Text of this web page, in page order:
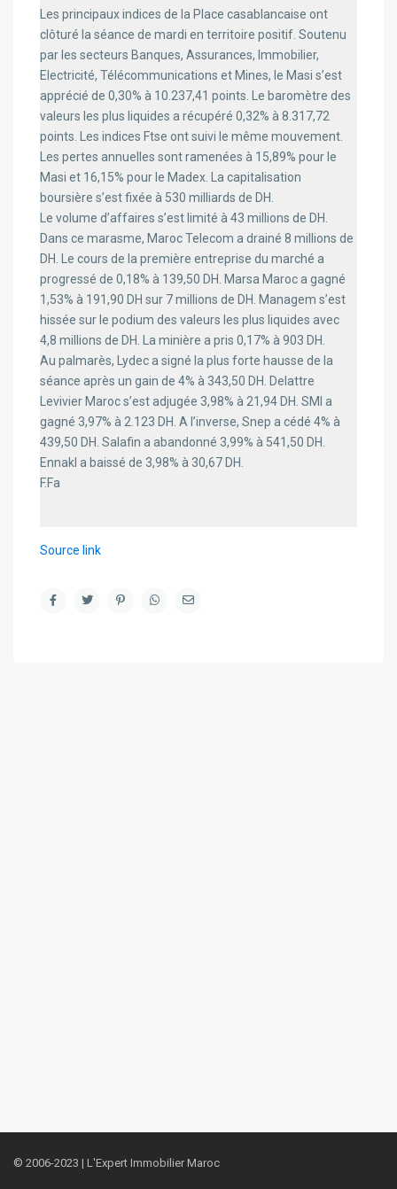
Les principaux indices de la Place casablancaise ont
clôturé la séance de mardi en territoire positif. Soutenu
par les secteurs Banques, Assurances, Immobilier,
Electricité, Télécommunications et Mines, le Masi s’est
apprécié de 0,30% à 10.237,41 points. Le baromètre des
valeurs les plus liquides a récupéré 0,32% à 8.317,72
points. Les indices Ftse ont suivi le même mouvement.
Les pertes annuelles sont ramenées à 15,89% pour le
Masi et 16,15% pour le Madex. La capitalisation
boursière s’est fixée à 530 milliards de DH.
Le volume d’affaires s’est limité à 43 millions de DH.
Dans ce marasme, Maroc Telecom a drainé 8 millions de
DH. Le cours de la première entreprise du marché a
progressé de 0,18% à 139,50 DH. Marsa Maroc a gagné
1,53% à 191,90 DH sur 7 millions de DH. Managem s’est
hissée sur le podium des valeurs les plus liquides avec
4,8 millions de DH. La minière a pris 0,17% à 903 DH.
Au palmarès, Lydec a signé la plus forte hausse de la
séance après un gain de 4% à 343,50 DH. Delattre
Levivier Maroc s’est adjugée 3,98% à 21,94 DH. SMI a
gagné 3,97% à 2.123 DH. A l’inverse, Snep a cédé 4% à
439,50 DH. Salafin a abandonné 3,99% à 541,50 DH.
Ennakl a baissé de 3,98% à 30,67 DH.
F.Fa
Source link
© 2006-2023 | L'Expert Immobilier Maroc